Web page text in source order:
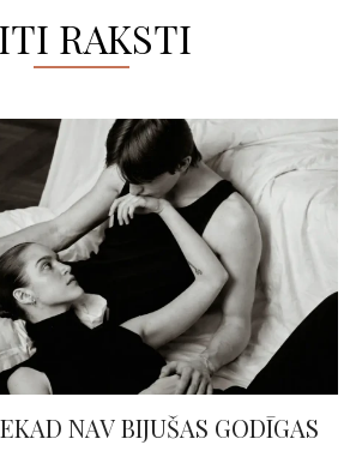
RAKSTI
NAV BIJUŠAS GODĪGAS